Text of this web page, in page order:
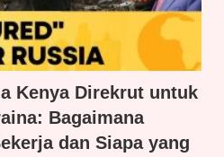
Kenya Direkrut untuk
Bagaimana
dan Siapa yang